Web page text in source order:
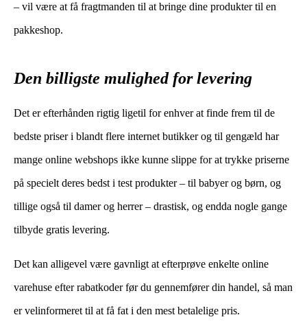
– vil være at få fragtmanden til at bringe dine produkter til en
pakkeshop.
Den billigste mulighed for levering
Det er efterhånden rigtig ligetil for enhver at finde frem til de
bedste priser i blandt flere internet butikker og til gengæld har
mange online webshops ikke kunne slippe for at trykke priserne
på specielt deres bedst i test produkter – til babyer og børn, og
tillige også til damer og herrer – drastisk, og endda nogle gange
tilbyde gratis levering.
Det kan alligevel være gavnligt at efterprøve enkelte online
varehuse efter rabatkoder før du gennemfører din handel, så man
er velinformeret til at få fat i den mest betalelige pris.